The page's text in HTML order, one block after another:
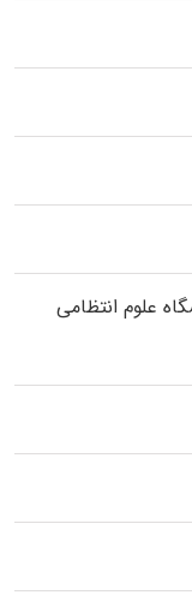
ﻋﻠﻮم انتظامی